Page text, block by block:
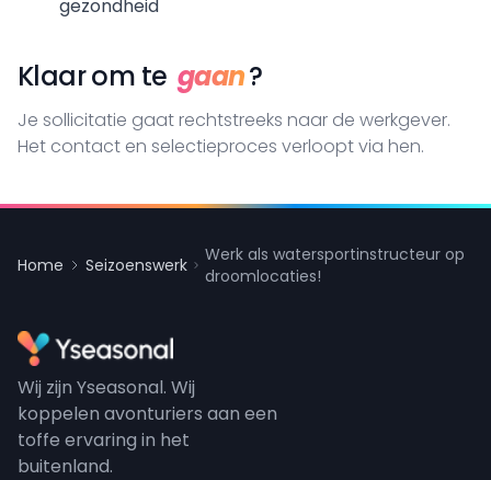
gezondheid
Klaar om te gaan?
Je sollicitatie gaat rechtstreeks naar de werkgever.
Het contact en selectieproces verloopt via hen.
Home Seizoenswerk
Werk als watersportinstructeur op
droomlocaties!
Wij zijn Yseasonal. Wij
koppelen avonturiers aan een
toffe ervaring in het
buitenland.